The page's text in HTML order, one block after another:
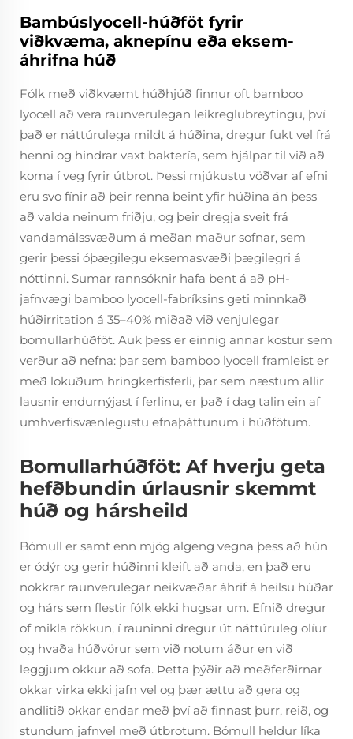
Bambúslyocell-húðföt fyrir
viðkvæma, aknepínu eða eksem-
áhrifna húð
Fólk með viðkvæmt húðhjúð finnur oft bamboo
lyocell að vera raunverulegan leikreglubreytingu, því
það er náttúrulega mildt á húðina, dregur fukt vel frá
henni og hindrar vaxt baktería, sem hjálpar til við að
koma í veg fyrir útbrot. Þessi mjúkustu vöðvar af efni
eru svo fínir að þeir renna beint yfir húðina án þess
að valda neinum friðju, og þeir dregja sveit frá
vandamálssvæðum á meðan maður sofnar, sem
gerir þessi óþægilegu eksemasvæði þægilegri á
nóttinni. Sumar rannsóknir hafa bent á að pH-
jafnvægi bamboo lyocell-fabríksins geti minnkað
húðirritation á 35–40% miðað við venjulegar
bomullarhúðföt. Auk þess er einnig annar kostur sem
verður að nefna: þar sem bamboo lyocell framleist er
með lokuðum hringkerfisferli, þar sem næstum allir
lausnir endurnýjast í ferlinu, er það í dag talin ein af
umhverfisvænlegustu efnaþáttunum í húðfötum.
Bomullarhúðföt: Af hverju geta
hefðbundin úrlausnir skemmt
húð og hársheild
Bómull er samt enn mjög algeng vegna þess að hún
er ódýr og gerir húðinni kleift að anda, en það eru
nokkrar raunverulegar neikvæðar áhrif á heilsu húðar
og hárs sem flestir fólk ekki hugsar um. Efnið dregur
of mikla rökkun, í rauninni dregur út náttúruleg olíur
og hvaða húðvörur sem við notum áður en við
leggjum okkur að sofa. Þetta þýðir að meðferðirnar
okkar virka ekki jafn vel og þær ættu að gera og
andlitið okkar endar með því að finnast þurr, reið, og
stundum jafnvel með útbrotum. Bómull heldur líka